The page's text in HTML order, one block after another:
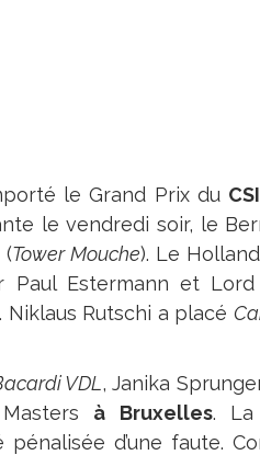
le Grand Prix du
le vendredi soir, le
(Tower Mouche). Le
Paul Estermann et
Rutschi a placé
VDL, Janika
à Bruxelles. La
pénalisée d’une faute.